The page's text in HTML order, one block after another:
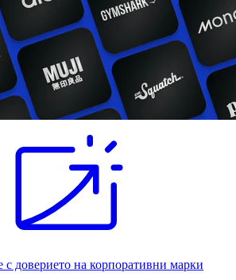
с доверието на корпоративни марки